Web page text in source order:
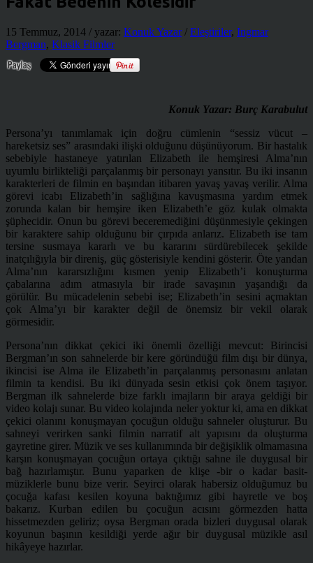
15 Temmuz, 2014 / yazar: Konuk Yazar/ Eleştiriler, Ingmar
Bergman, Klasik Filmler
Konuk Yazar: Burç Karabulut
Persona’yı tanımlamak için doğru cümlenin “sessiz vücut –
hareketsiz ses” arasındaki ilişki olduğunu düşünüyorum. Bir hastalık
sebebiyle hastaneye yatırılan Elizabeth ile hemşiresi Alma’nın
uyumlu birlikteliği parçalanmış bir personayı yansıtır. Bu iki insanın
karakterleri de filmin en başından itibaren yavaş yavaş verilir. Alma
görevi icabı Elizabeth’in sağlığına kavuşmasına yardım etmek
zorunda kalan bir hemşire iken Elizabeth’e göz kulak olmakta
şüphecidir. Onun bu görevi beceremediğini düşünmesiyle çekingen
bir karaktere sahip olduğunu bir çırpıda anlarız. Elizabeth ise tam
tersine susmaya kararlı ve bu kararını sürdürebilecek şekilde
inatçılığıyla bir direniş, güç gösterisiyle kendini gösterir. Öte yandan
Alma’nın kararsızlığını kısmen yenip Elizabeth’i konuşturma
çabalarına adım atmasıyla bir irade savaşının yaşandığı da
görülür. Bu mücadelenin sebebi ise; Elizabeth’in sesini açmaktan
çok Alma’yı bir karakter değil de önemsiz bir vekil olarak
görmesidir.
Persona’nın dikkat çekici iki önemli özelliği mevcut: Birincisi
Bergman’ın son sahnelerde bir kere göründüğü film dışı bir dünya,
ikincisi ise Alma ile Elizabeth’in parçalanmış personasını anlatan
filmin ta kendisi. Bu iki dünyada sesin etkisi çok önem taşıyor.
Bergman ilk sahnelerde bize farklı imajların bir araya geldiği bir
video kolajı sunar. Bu video kolajında neler yoktur ki, ama en dikkat
çekici olanını konuşmayan çocuğun olduğu sahneler oluşturur. Bu
sahneyi verirken sanki filmin narratif alt yapısını da oluşturma
gayretine girer. Müzik ve ses kullanımında bir değişiklik olmamasına
karşın konuşmayan çocuğun ortaya çıktığı sahne ile duygusal bir
bağ hazırlamıştır. Bunu yaparken de klişe -bir o kadar basit-
müziklerle bunu bize verir. Seyirci olarak habersiz olduğumuz bu
çocuğa kafası kesilen koyuna baktığımız gibi hayretle ve boş
bakarız. Kurban edilen bu çocuğun acısını görmezden hatta
hissetmezden geliriz; oysa Bergman orada bizleri duygusal olarak
koyunun başının kesildiği yerde ağır bir duygusal müzikle asıl
hikâyeye hazırlar.